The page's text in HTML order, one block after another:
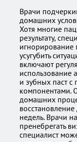
Врачи
домашних
Хотя многие
результату,
усугубить
включают
использование
и зубных паст с
компонентами.
домашних
недель. Врачи
пренебрегать
специалист